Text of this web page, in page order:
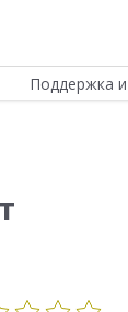
Поддержка